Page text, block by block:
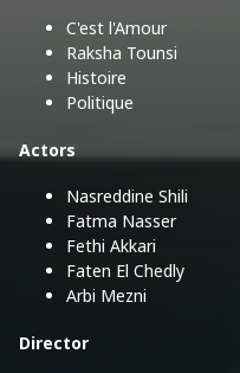
C'est l'Amour
Raksha Tounsi
Histoire
Politique
Actors
Nasreddine Shili
Fatma Nasser
Fethi Akkari
Faten El Chedly
Arbi Mezni
Director